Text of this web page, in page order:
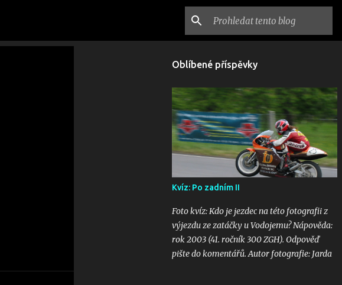
Oblíbené příspěvky
Kvíz: Po zadním II
Foto kvíz: Kdo je jezdec na této fotografii z
výjezdu ze zatáčky u Vodojemu? Nápověda:
rok 2003 (41. ročník 300 ZGH). Odpověď
pište do komentářů. Autor fotografie: Jarda